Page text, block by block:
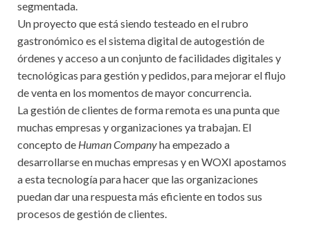
segmentada.
Un proyecto que está siendo testeado en el rubro
gastronómico es el sistema digital de autogestión de
órdenes y acceso a un conjunto de facilidades digitales y
tecnológicas para gestión y pedidos, para mejorar el flujo
de venta en los momentos de mayor concurrencia.
La gestión de clientes de forma remota es una punta que
muchas empresas y organizaciones ya trabajan. El
concepto de Human Companyha empezado a
desarrollarse en muchas empresas y en WOXI apostamos
a esta tecnología para hacer que las organizaciones
puedan dar una respuesta más eficiente en todos sus
procesos de gestión de clientes.